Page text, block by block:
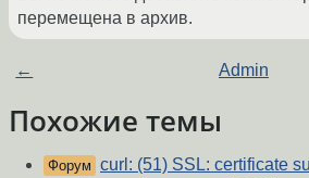
перемещена в архив.
← Admin
Похожие темы
Форум curl: (51) SSL: certificate